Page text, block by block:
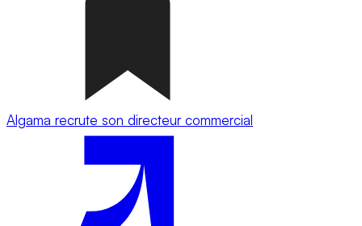
Algama recrute son directeur commercial